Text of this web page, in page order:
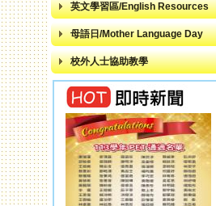
英文學習區/English Resources
母語日/Mother Language Day
校外人士協助教學